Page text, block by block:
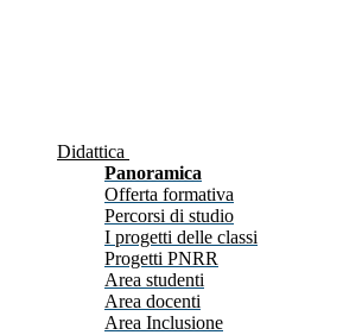
Didattica
Panoramica
Offerta formativa
Percorsi di studio
I progetti delle classi
Progetti PNRR
Area studenti
Area docenti
Area Inclusione